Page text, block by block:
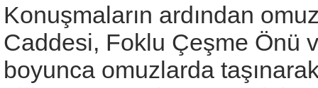
Konuşmaların ardından
Caddesi, Foklu Çeşme Önü
boyunca omuzlarda